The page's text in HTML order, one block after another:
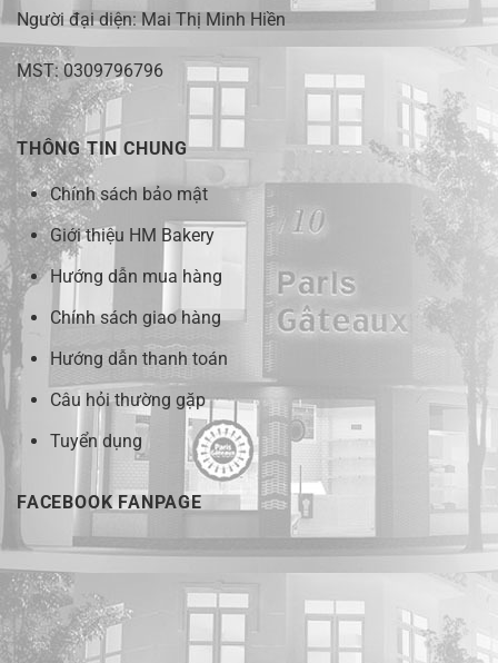
Người đại diện: Mai Thị Minh Hiền
MST: 0309796796
THÔNG TIN CHUNG
Chính sách bảo mật
Giới thiệu HM Bakery
Hướng dẫn mua hàng
Chính sách giao hàng
Hướng dẫn thanh toán
Câu hỏi thường gặp
Tuyển dụng
FACEBOOK FANPAGE